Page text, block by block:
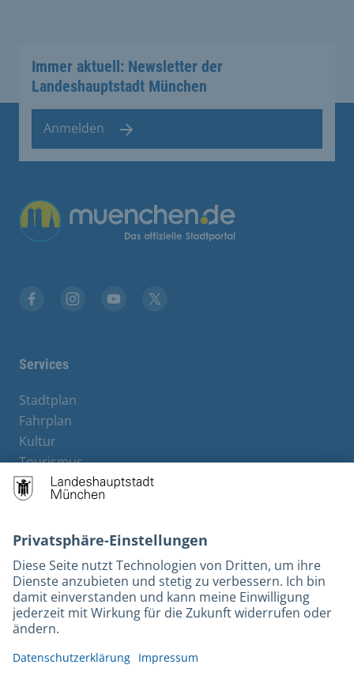
Immer aktuell: Newsletter der
Landeshauptstadt München
Anmelden
Services
Stadtplan
Fahrplan
Kultur
Tourismus
M-Strom
Bürgerservice
Kontakt
Barrierefreiheit
Leichte Sprache
Gebärdensprache